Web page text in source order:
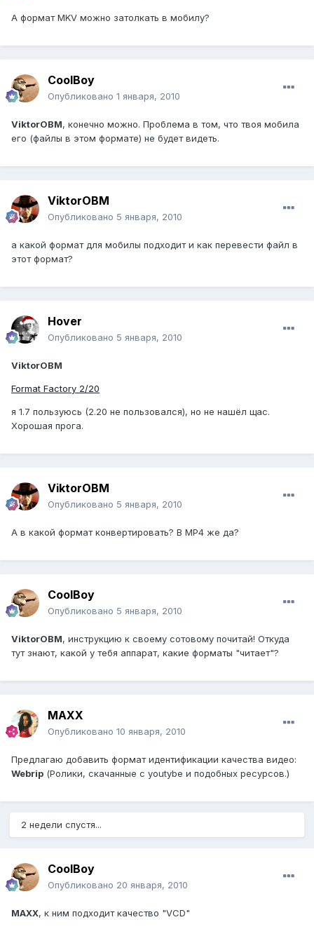
А формат MKV можно затолкать в мобилу?
CoolBoy
Опубликовано 1 января, 2010
ViktorOBM, конечно можно. Проблема в том, что твоя мобила
его (файлы в этом формате) не будет видеть.
ViktorOBM
Опубликовано 5 января, 2010
а какой формат для мобилы подходит и как перевести файл в
этот формат?
Hover
Опубликовано 5 января, 2010
ViktorOBM
Format Factory 2/20
я 1.7 пользуюсь (2.20 не пользовался), но не нашёл щас.
Хорошая прога.
ViktorOBM
Опубликовано 5 января, 2010
А в какой формат конвертировать? В MP4 же да?
CoolBoy
Опубликовано 5 января, 2010
ViktorOBM, инструкцию к своему сотовому почитай! Откуда
тут знают, какой у тебя аппарат, какие форматы "читает"?
MAXX
Опубликовано 10 января, 2010
Предлагаю добавить формат идентификации качества видео:
Webrip (Ролики, скачанные с youtybe и подобных ресурсов.)
2 недели спустя...
CoolBoy
Опубликовано 20 января, 2010
MAXX, к ним подходит качество "VCD"